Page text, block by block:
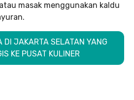
masak menggunakan kaldu
DI JAKARTA SELATAN YANG
KE PUSAT KULINER